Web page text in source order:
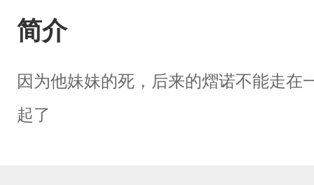
简介
因为他妹妹的死，后来的熠诺不能走
起了